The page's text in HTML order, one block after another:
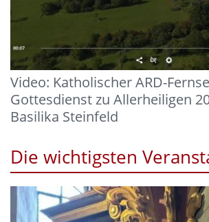
Video: Katholischer ARD-
Gottesdienst zu Allerheiligen
Basilika Steinfeld
Die wichtigsten